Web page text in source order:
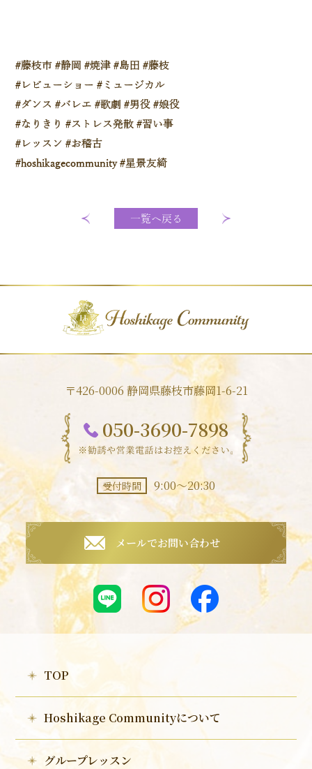
#藤枝市 #静岡 #焼津 #島田 #藤枝
#レビューショー #ミュージカル
#ダンス #バレエ #歌劇 #男役 #娘役
#なりきり #ストレス発散 #習い事
#レッスン #お稽古
#hoshikagecommunity #星景友綺
一覧へ戻る
〒426-0006 静岡県藤枝市藤岡1-6-21
050-3690-7898
受付時間 9:00～20:30
メールでお問い合わせ
TOP
Hoshikage Communityについて
グループレッスン